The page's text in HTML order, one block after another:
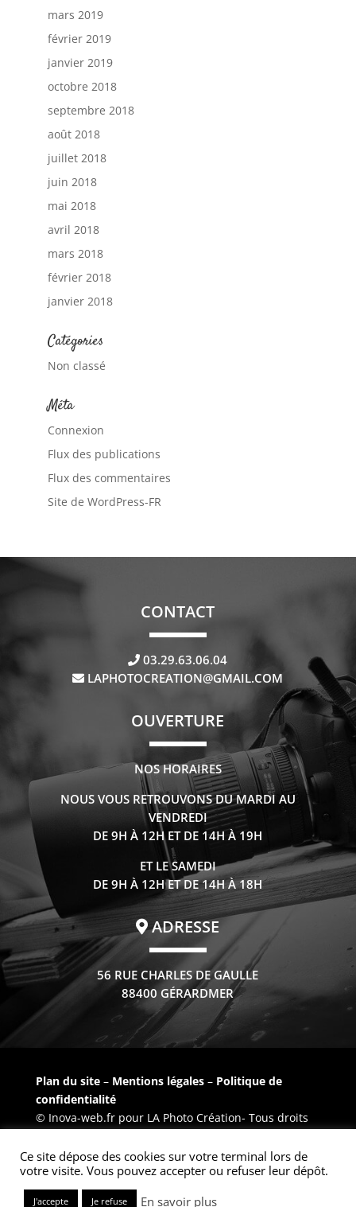
mars 2019
février 2019
janvier 2019
octobre 2018
septembre 2018
août 2018
juillet 2018
juin 2018
mai 2018
avril 2018
mars 2018
février 2018
janvier 2018
Catégories
Non classé
Méta
Connexion
Flux des publications
Flux des commentaires
Site de WordPress-FR
CONTACT
03.29.63.06.04
LAPHOTOCREATION@GMAIL.COM
OUVERTURE
NOS HORAIRES
NOUS VOUS RETROUVONS DU MARDI AU
VENDREDI
DE 9H À 12H ET DE 14H À 19H
ET LE SAMEDI
DE 9H À 12H ET DE 14H À 18H
ADRESSE
56 RUE CHARLES DE GAULLE
88400 GÉRARDMER
Plan du site– Mentions légales – Politique de
confidentialité
© Inova-web.fr pour LA Photo Création- Tous droits
Ce site dépose des cookies sur votre terminal lors de
votre visite. Vous pouvez accepter ou refuser leur dépôt.
J'accepte Je refuse En savoir plus